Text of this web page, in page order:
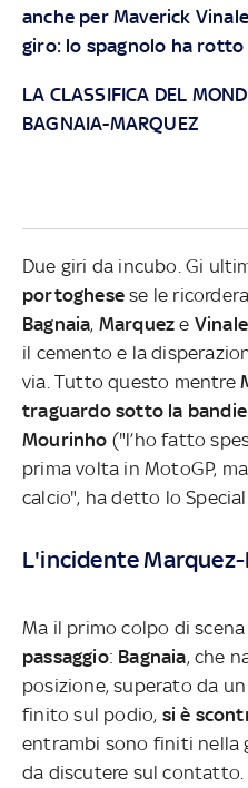
anche per Maverick
giro: lo spagnolo ha rotto
LA CLASSIFICA DEL
BAGNAIA-MARQUEZ
Due giri da incubo. Gi
portoghese se le
Bagnaia, Marquez e
il cemento e la
via. Tutto questo mentre
traguardo sotto la
Mourinho ("l’ho fatto
prima volta in MotoGP,
calcio", ha detto lo Special
L'incidente
Ma il primo colpo di
passaggio: Bagnaia, che
posizione, superato da
finito sul podio, si è
entrambi sono finiti nella
da discutere sul contatto.